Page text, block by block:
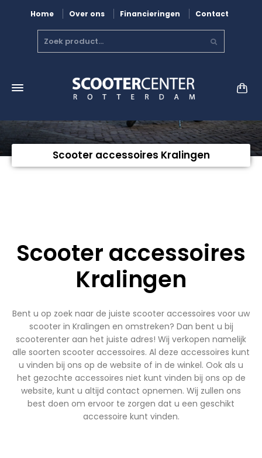
Home Over ons Financieringen Contact
Scooter accessoires Kralingen
Scooter accessoires
Kralingen
Bent u op zoek naar de juiste scooter accessoires voor uw
scooter in Kralingen en omstreken? Dan bent u bij
scooterenter aan het juiste adres! Wij verkopen namelijk
alle soorten scooter accessoires. Al deze accessoires kunt
u vinden bij ons op de website of in de winkel. Ook als u
het gezochte accessoires niet kunt vinden bij ons op de
website, kunt u altijd contact opnemen. Wij zullen ons
best doen om ervoor te zorgen dat u een geschikt
accessoire kunt vinden.